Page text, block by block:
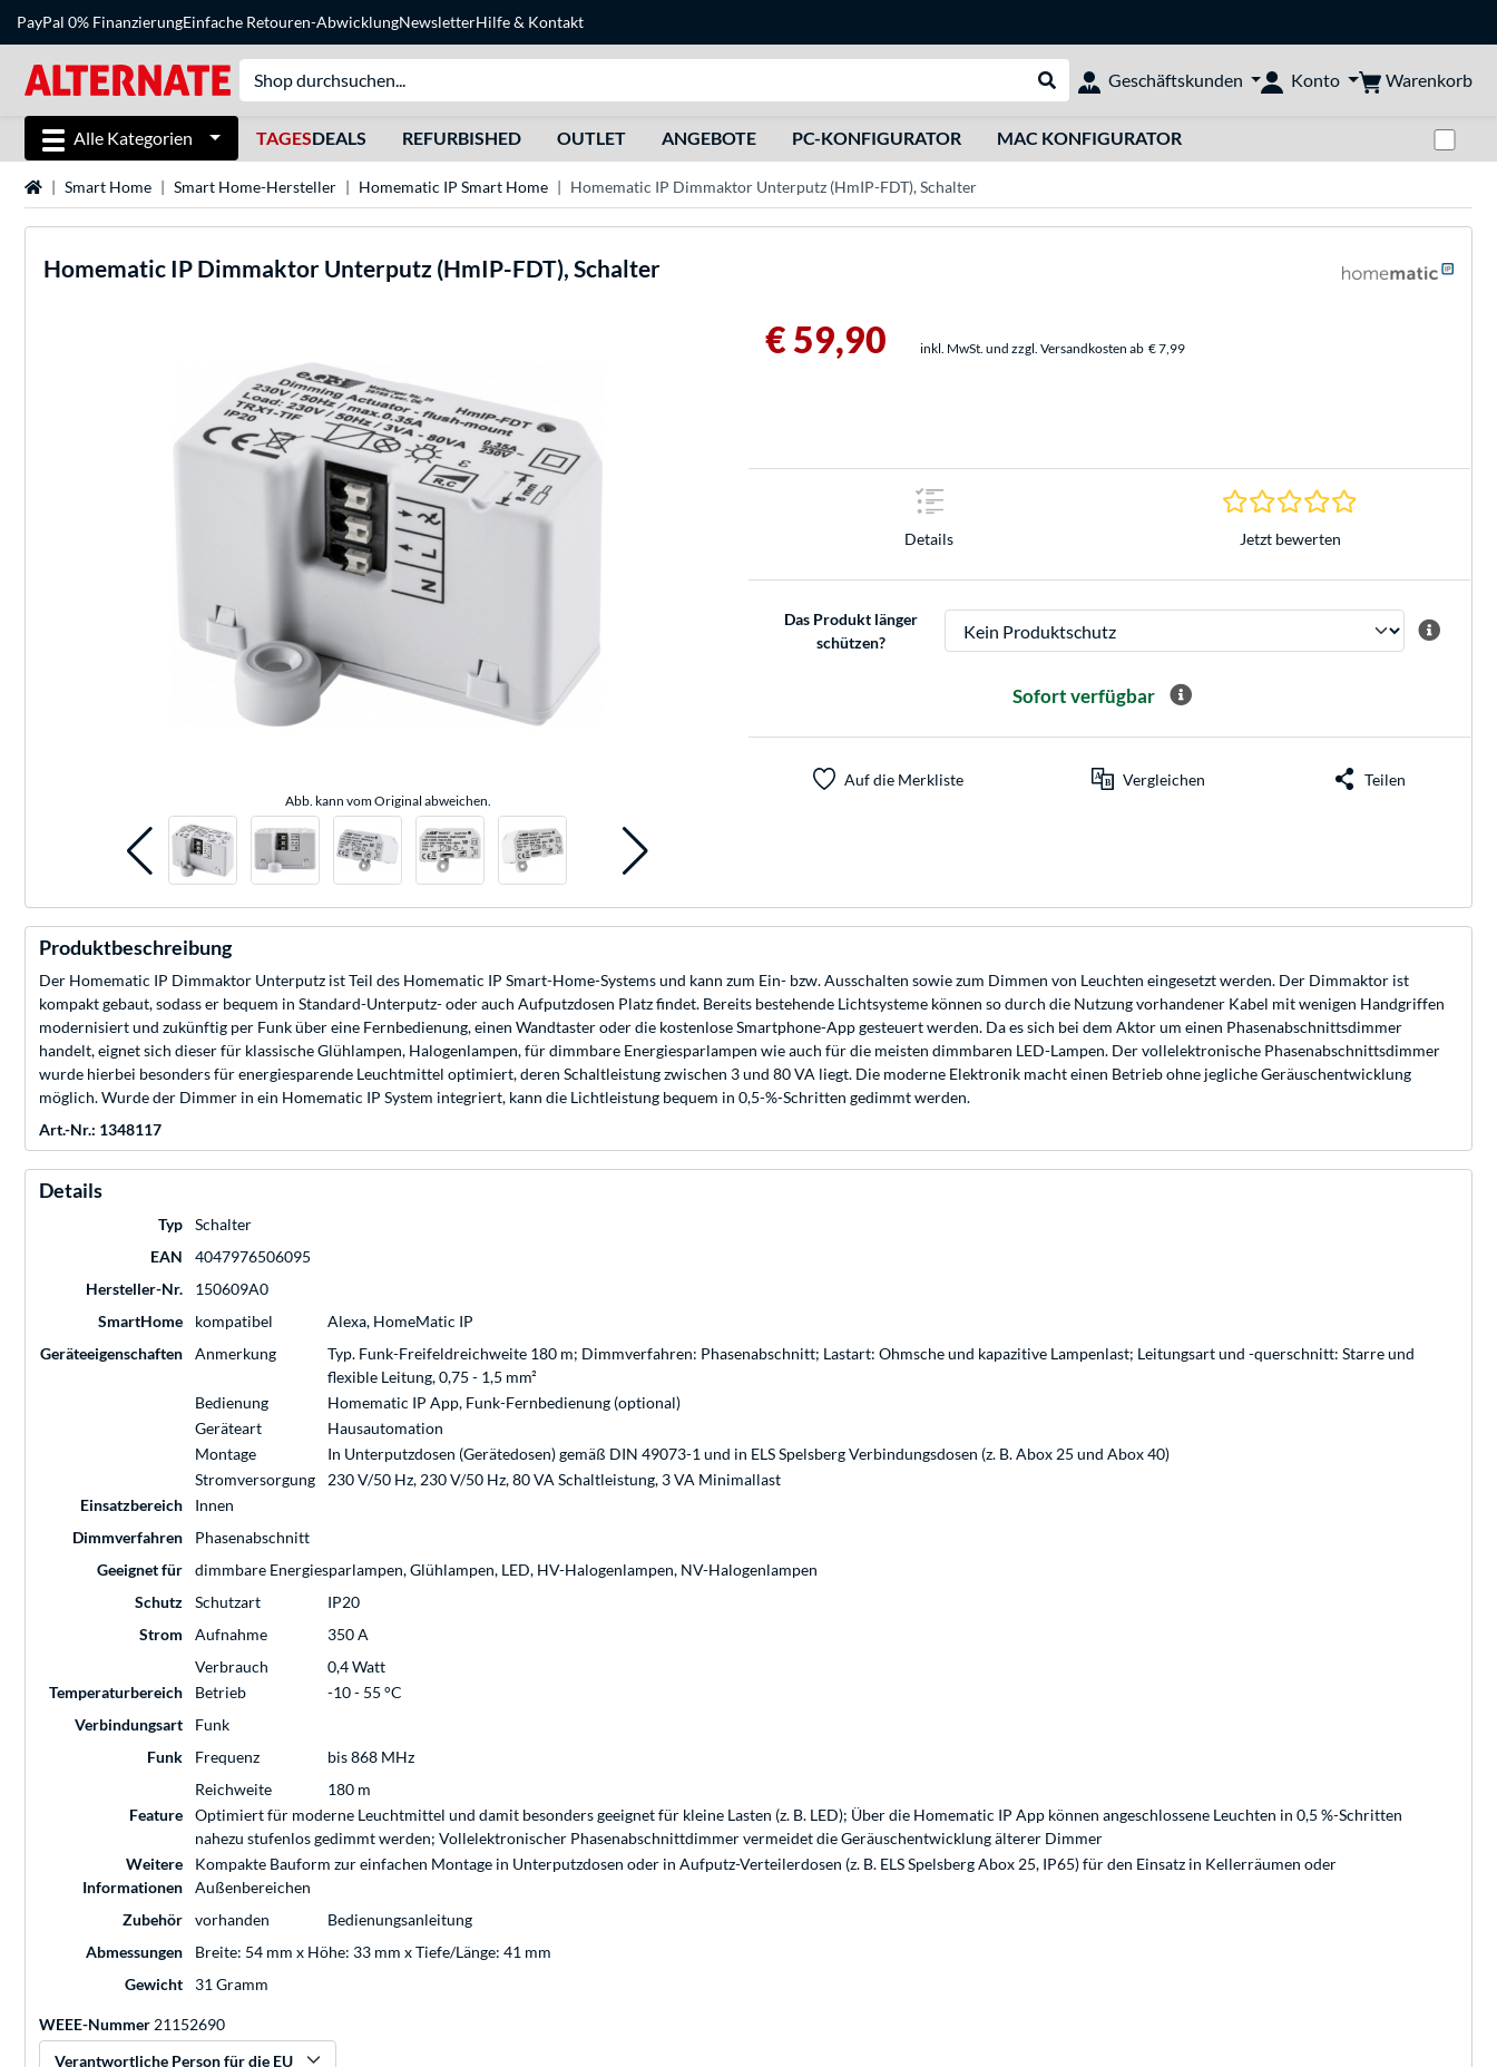
PayPal 0% FinanzierungEinfache Retouren-AbwicklungNewsletterHilfe& Kontakt
Suche durchführen
Geschäftskunden Konto Warenkorb
Alle Kategorien TAGESDEALS REFURBISHED OUTLET ANGEBOTE PC-KONFIGURATOR MAC KONFIGURATOR
StartseiteSmart Home Smart Home-Hersteller Homematic IP Smart Home Homematic IP Dimmaktor Unterputz (HmIP-FDT), Schalter
Homematic IP Dimmaktor Unterputz (HmIP-FDT), Schalter
Abb. kann vom Original abweichen.
€ 59,90 inkl. MwSt. und zzgl. Versandkosten ab € 7,99
Details
0.0 Sterne bei 0
Jetzt bewerten
Das Produkt länger
schützen?
Sofort verfügbar
Auf die Merkliste Vergleichen Teilen
Produktbeschreibung
Der Homematic IP Dimmaktor Unterputz ist Teil des Homematic IP Smart-Home-Systems und kann zum Ein- bzw. Ausschalten sowie zum Dimmen von Leuchten eingesetzt werden. Der Dimmaktor ist
kompakt gebaut, sodass er bequem in Standard-Unterputz- oder auch Aufputzdosen Platz findet. Bereits bestehende Lichtsysteme können so durch die Nutzung vorhandener Kabel mit wenigen Handgriffen
modernisiert und zukünftig per Funk über eine Fernbedienung, einen Wandtaster oder die kostenlose Smartphone-App gesteuert werden. Da es sich bei dem Aktor um einen Phasenabschnittsdimmer
handelt, eignet sich dieser für klassische Glühlampen, Halogenlampen, für dimmbare Energiesparlampen wie auch für die meisten dimmbaren LED-Lampen. Der vollelektronische Phasenabschnittsdimmer
wurde hierbei besonders für energiesparende Leuchtmittel optimiert, deren Schaltleistung zwischen 3 und 80 VA liegt. Die moderne Elektronik macht einen Betrieb ohne jegliche Geräuschentwicklung
möglich. Wurde der Dimmer in ein Homematic IP System integriert, kann die Lichtleistung bequem in 0,5-%-Schritten gedimmt werden.
Art.-Nr.: 1348117
Details
Typ
Schalter
EAN
4047976506095
Hersteller-Nr.
150609A0
SmartHome
kompatibel
Alexa, HomeMatic IP
Geräteeigenschaften
Anmerkung
Typ. Funk-Freifeldreichweite 180 m; Dimmverfahren: Phasenabschnitt; Lastart: Ohmsche und kapazitive Lampenlast; Leitungsart und -querschnitt: Starre und
flexible Leitung, 0,75 - 1,5 mm²
Bedienung
Homematic IP App, Funk-Fernbedienung (optional)
Geräteart
Hausautomation
Montage
In Unterputzdosen (Gerätedosen) gemäß DIN 49073-1 und in ELS Spelsberg Verbindungsdosen (z. B. Abox 25 und Abox 40)
Stromversorgung
230 V/50 Hz, 230 V/50 Hz, 80 VA Schaltleistung, 3 VA Minimallast
Einsatzbereich
Innen
Dimmverfahren
Phasenabschnitt
Geeignet für
dimmbare Energiesparlampen, Glühlampen, LED, HV-Halogenlampen, NV-Halogenlampen
Schutz
Schutzart
IP20
Strom
Aufnahme
350 A
Verbrauch
0,4 Watt
Temperaturbereich
Betrieb
-10 - 55 °C
Verbindungsart
Funk
Funk
Frequenz
bis 868 MHz
Reichweite
180 m
Feature
Optimiert für moderne Leuchtmittel und damit besonders geeignet für kleine Lasten (z. B. LED); Über die Homematic IP App können angeschlossene Leuchten in 0,5 %-Schritten
nahezu stufenlos gedimmt werden; Vollelektronischer Phasenabschnittdimmer vermeidet die Geräuschentwicklung älterer Dimmer
Weitere
Informationen
Kompakte Bauform zur einfachen Montage in Unterputzdosen oder in Aufputz-Verteilerdosen (z. B. ELS Spelsberg Abox 25, IP65) für den Einsatz in Kellerräumen oder
Außenbereichen
Zubehör
vorhanden
Bedienungsanleitung
Abmessungen
Breite: 54 mm x Höhe: 33 mm x Tiefe/Länge: 41 mm
Gewicht
31 Gramm
WEEE-Nummer 21152690
Verantwortliche Person für die EU